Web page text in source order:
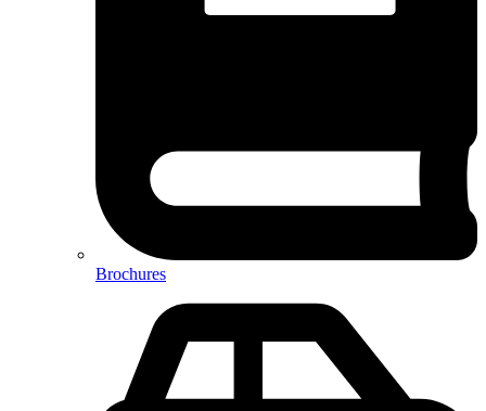
Brochures